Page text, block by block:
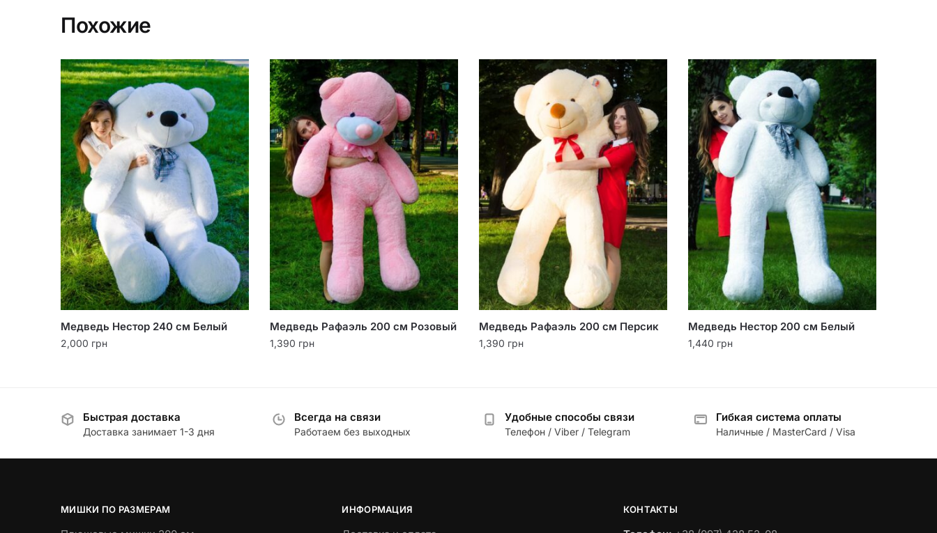
Похожие
Медведь Нестор 240 см Белый
2,000 грн
Медведь Рафаэль 200 см Розовый
1,390 грн
Медведь Рафаэль 200 см Персик
1,390 грн
Медведь Нестор 200 см Белый
1,440 грн
Быстрая доставка
Доставка занимает 1-3 дня
Всегда на связи
Работаем без выходных
Удобные способы связи
Телефон / Viber / Telegram
Гибкая система оплаты
Наличные / MasterCard / Visa
МИШКИ ПО РАЗМЕРАМ ИНФОРМАЦИЯ КОНТАКТЫ